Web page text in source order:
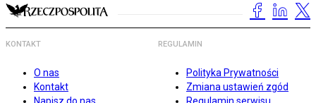
KONTAKT
O nas
Kontakt
REGULAMIN
Polityka Prywatności
Zmiana ustawień zgód